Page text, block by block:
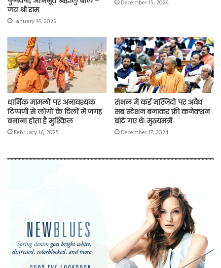
जय श्री राम
January 14, 2025
December 15, 2024
धार्मिक मामलों पर अनावश्यक
टिप्पणी से लोगों के दिलों में जगह
बनाना होता है मुश्किल
February 16, 2025
संभल में कई मस्जिदों पर अवैध
सब स्टेशन बनाकर फ्री कनेक्शन
बांटे गए थेः मुख्यमंत्री
December 17, 2024